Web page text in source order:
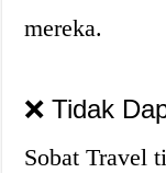
mereka.
❌ Tidak
Sobat Travel